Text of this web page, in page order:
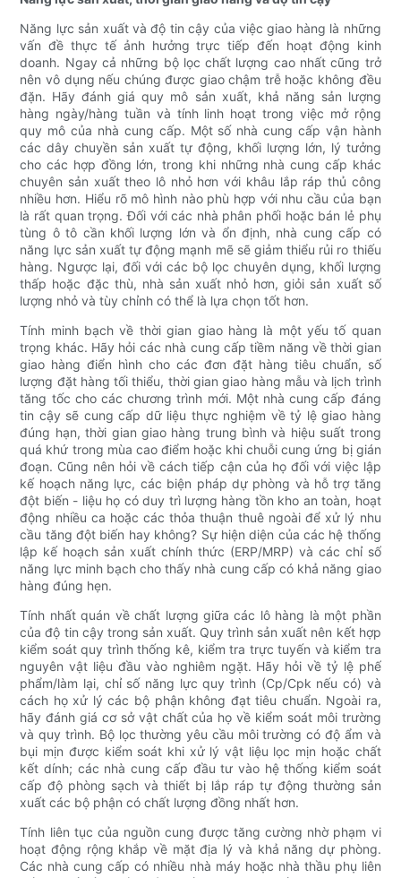
Năng lực sản xuất và độ tin cậy của việc giao hàng là những
vấn đề thực tế ảnh hưởng trực tiếp đến hoạt động kinh
doanh. Ngay cả những bộ lọc chất lượng cao nhất cũng trở
nên vô dụng nếu chúng được giao chậm trễ hoặc không đều
đặn. Hãy đánh giá quy mô sản xuất, khả năng sản lượng
hàng ngày/hàng tuần và tính linh hoạt trong việc mở rộng
quy mô của nhà cung cấp. Một số nhà cung cấp vận hành
các dây chuyền sản xuất tự động, khối lượng lớn, lý tưởng
cho các hợp đồng lớn, trong khi những nhà cung cấp khác
chuyên sản xuất theo lô nhỏ hơn với khâu lắp ráp thủ công
nhiều hơn. Hiểu rõ mô hình nào phù hợp với nhu cầu của bạn
là rất quan trọng. Đối với các nhà phân phối hoặc bán lẻ phụ
tùng ô tô cần khối lượng lớn và ổn định, nhà cung cấp có
năng lực sản xuất tự động mạnh mẽ sẽ giảm thiểu rủi ro thiếu
hàng. Ngược lại, đối với các bộ lọc chuyên dụng, khối lượng
thấp hoặc đặc thù, nhà sản xuất nhỏ hơn, giỏi sản xuất số
lượng nhỏ và tùy chỉnh có thể là lựa chọn tốt hơn.
Tính minh bạch về thời gian giao hàng là một yếu tố quan
trọng khác. Hãy hỏi các nhà cung cấp tiềm năng về thời gian
giao hàng điển hình cho các đơn đặt hàng tiêu chuẩn, số
lượng đặt hàng tối thiểu, thời gian giao hàng mẫu và lịch trình
tăng tốc cho các chương trình mới. Một nhà cung cấp đáng
tin cậy sẽ cung cấp dữ liệu thực nghiệm về tỷ lệ giao hàng
đúng hạn, thời gian giao hàng trung bình và hiệu suất trong
quá khứ trong mùa cao điểm hoặc khi chuỗi cung ứng bị gián
đoạn. Cũng nên hỏi về cách tiếp cận của họ đối với việc lập
kế hoạch năng lực, các biện pháp dự phòng và hỗ trợ tăng
đột biến - liệu họ có duy trì lượng hàng tồn kho an toàn, hoạt
động nhiều ca hoặc các thỏa thuận thuê ngoài để xử lý nhu
cầu tăng đột biến hay không? Sự hiện diện của các hệ thống
lập kế hoạch sản xuất chính thức (ERP/MRP) và các chỉ số
năng lực minh bạch cho thấy nhà cung cấp có khả năng giao
hàng đúng hẹn.
Tính nhất quán về chất lượng giữa các lô hàng là một phần
của độ tin cậy trong sản xuất. Quy trình sản xuất nên kết hợp
kiểm soát quy trình thống kê, kiểm tra trực tuyến và kiểm tra
nguyên vật liệu đầu vào nghiêm ngặt. Hãy hỏi về tỷ lệ phế
phẩm/làm lại, chỉ số năng lực quy trình (Cp/Cpk nếu có) và
cách họ xử lý các bộ phận không đạt tiêu chuẩn. Ngoài ra,
hãy đánh giá cơ sở vật chất của họ về kiểm soát môi trường
và quy trình. Bộ lọc thường yêu cầu môi trường có độ ẩm và
bụi mịn được kiểm soát khi xử lý vật liệu lọc mịn hoặc chất
kết dính; các nhà cung cấp đầu tư vào hệ thống kiểm soát
cấp độ phòng sạch và thiết bị lắp ráp tự động thường sản
xuất các bộ phận có chất lượng đồng nhất hơn.
Tính liên tục của nguồn cung được tăng cường nhờ phạm vi
hoạt động rộng khắp về mặt địa lý và khả năng dự phòng.
Các nhà cung cấp có nhiều nhà máy hoặc nhà thầu phụ liên